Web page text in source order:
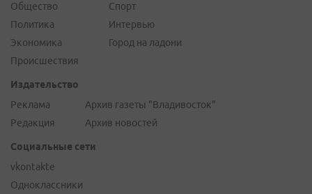
Общество
Политика
Экономика
Происшествия
Спорт
Интервью
Город на ладони
Издательство
Реклама
Редакция
Архив газеты "Владивосток"
Архив новостей
Социальные сети
vkontakte
Одноклассники